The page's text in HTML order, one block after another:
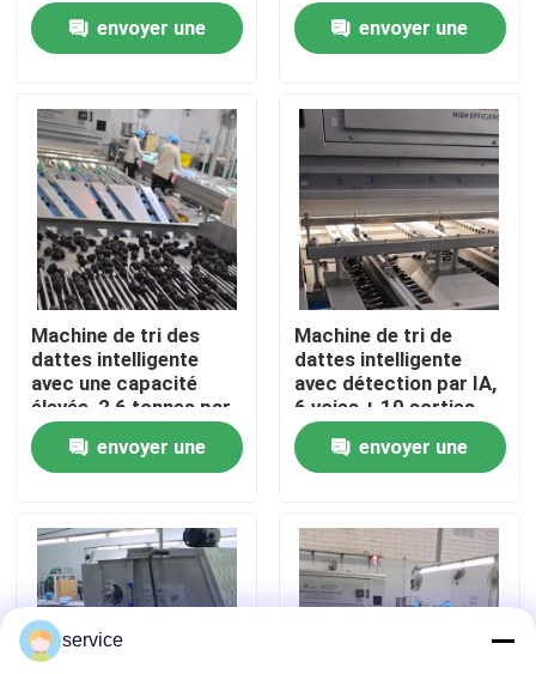
Produits
Vidéos
VR Show
Au sujet de nous
Visite d'usine
Contrôle de qualité
Nouvelles
Trieuse de dates
envoyer une
voies Capacité de 2,6
tonnes par heure
304SS
envoyer une
Machine de tri des
dattes intelligente
avec une capacité
élevée, 2,6 tonnes par
heure, 8 voies + 10
sorties, contrôle
informatique avancé
envoyer une
Machine de tri de
dattes intelligente
avec détection par IA,
6 voies + 10 sorties,
1,8 tonnes par heure,
acier inoxydable
envoyer une
service